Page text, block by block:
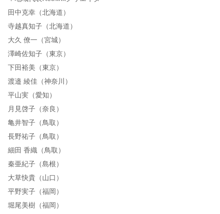
田中克幸（北海道）
寺越真知子（北海道）
大久 僚一（宮城）
澤崎佐知子（東京）
下田裕美（東京）
渡邉 綾佳（神奈川）
平山実（愛知）
月見啓子（奈良）
亀井智子（鳥取）
長野祐子（鳥取）
細田 香織（鳥取）
秦亜紀子（島根）
大草快貴（山口）
平野実子（福岡）
堀尾美樹（福岡）